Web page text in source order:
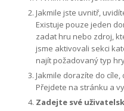
Jakmile jste uvnitř,
Existuje pouze jeden
zadat hru nebo zdroj,
jsme aktivovali sekci
najít požadovaný typ
Jakmile dorazíte do
Přejdete na stránku a
Zadejte své